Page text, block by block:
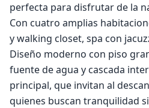
perfecta para disfrutar de la
Con cuatro amplias
y walking closet, spa con
Diseño moderno con piso
fuente de agua y cascada
principal, que invitan al
quienes buscan tranquilidad